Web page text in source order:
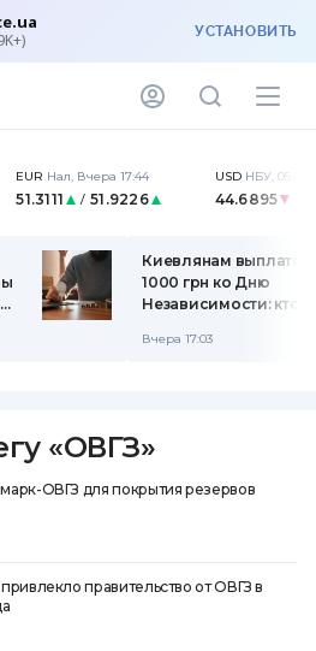
УСТАНОВИТЬ
EUR Нал, Вчера 17:44
51.3111 / 51.9226
USD НБУ, 05.08
44.6895
Киевлянам выплатят
1000 грн ко Дню
Независимости: кто
Вчера 17:03
«ОВГЗ»
ОВГЗ для покрытия резервов
правительство от ОВГЗ в